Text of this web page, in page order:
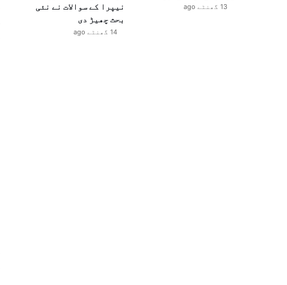
13 گھنٹے ago
نیپرا کے سوالات نے نئی
بحث چھیڑ دی
14 گھنٹے ago